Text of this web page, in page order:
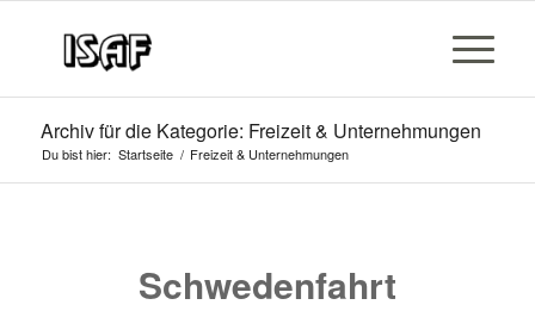
Archiv für die Kategorie: Freizeit & Unternehmungen
Du bist hier: Startseite / Freizeit & Unternehmungen
Schwedenfahrt